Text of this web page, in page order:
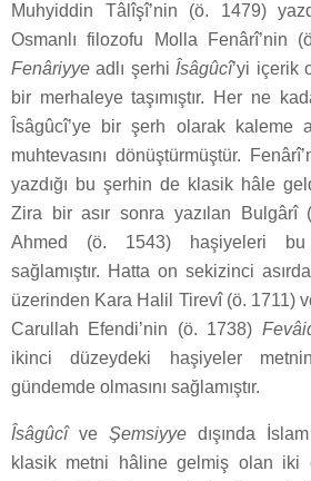
Muhyiddin Tâlîşî’nin (ö. 1479)
Osmanlı filozofu Molla Fenârî’nin
Fenâriyye adlı şerhi Îsâgûcî’yi içerik
bir merhaleye taşımıştır. Her ne
Îsâgûcî’ye bir şerh olarak kaleme
muhtevasını dönüştürmüştür.
yazdığı bu şerhin de klasik hâle
Zira bir asır sonra yazılan Bulgârî
Ahmed (ö. 1543) haşiyeleri bu
sağlamıştır. Hatta on sekizinci
üzerinden Kara Halil Tirevî (ö. 1711)
Carullah Efendi’nin (ö. 1738)
ikinci düzeydeki haşiyeler
gündemde olmasını sağlamıştır.
ÎsâgûcîveŞemsiyye dışında
klasik metni hâline gelmiş olan iki